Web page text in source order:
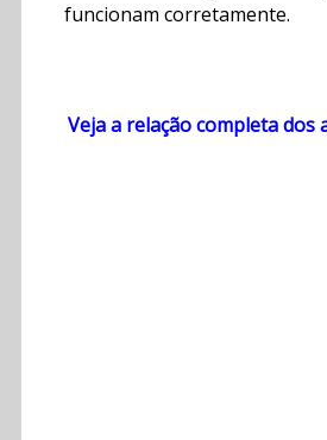
funcionam corretamente.
Veja a relação completa dos